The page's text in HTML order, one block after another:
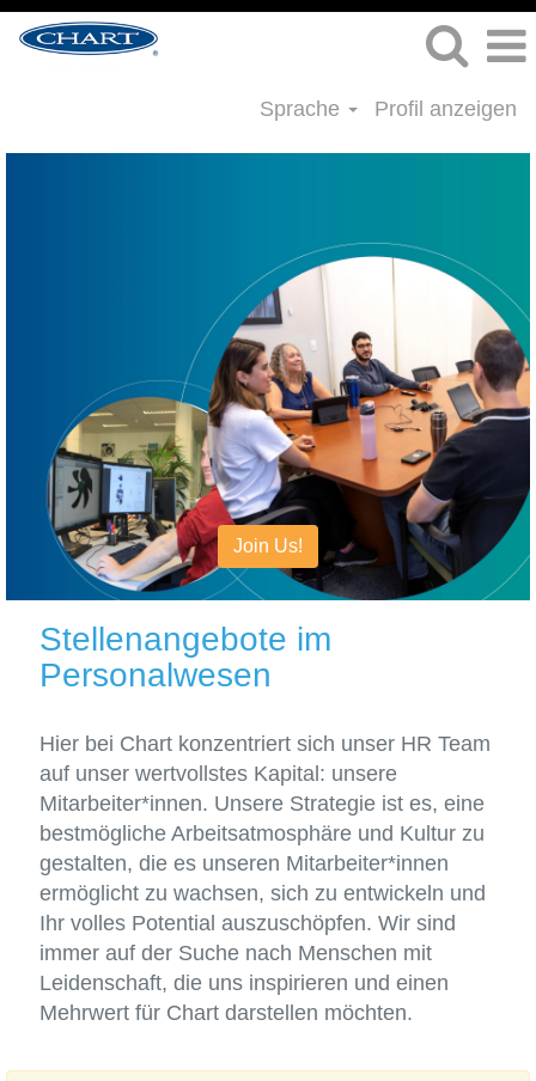
Sprache Profil anzeigen
im
Join Us!
Stellenangebote im
Personalwesen
Hier bei Chart konzentriert sich unser HR Team
auf unser wertvollstes Kapital: unsere
Mitarbeiter*innen. Unsere Strategie ist es, eine
bestmögliche Arbeitsatmosphäre und Kultur zu
gestalten, die es unseren Mitarbeiter*innen
ermöglicht zu wachsen, sich zu entwickeln und
Ihr volles Potential auszuschöpfen. Wir sind
immer auf der Suche nach Menschen mit
Leidenschaft, die uns inspirieren und einen
Mehrwert für Chart darstellen möchten.